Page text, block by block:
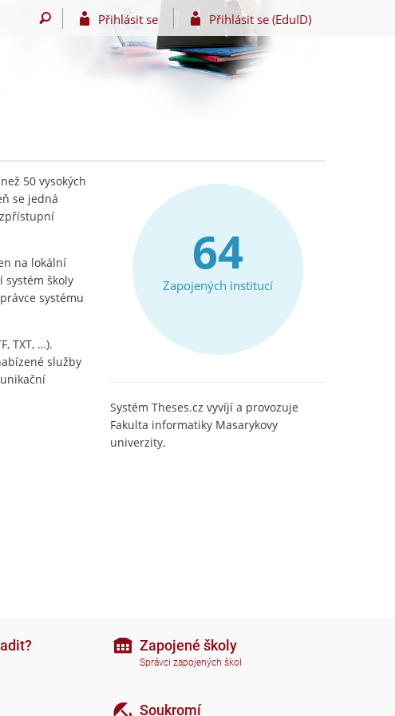
Přihlásit se Přihlásit se (EduID)
50 vysokých
se jedná
na lokální
systém školy
systému
TXT, …).
služby
64
Zapojených institucí
Systém Theses.cz vyvíjí a provozuje
Fakulta informatiky Masarykovy
univerzity.
Zapojené školy
Správci zapojených škol
Soukromí